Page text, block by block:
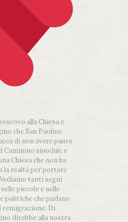
alla Chiesa e
che San Paolino
di non avere paura.
Cammino sinodale e
Chiesa che non ha
la realtà per portare
tanti segni
piccole e nelle
politiche che parlano
remigrazione. Di
direbbe alla nostra